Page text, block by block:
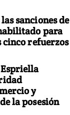
sanciones de
para
refuerzos
y
la posesión